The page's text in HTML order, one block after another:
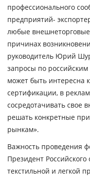
профессионального
предприятий-
любые внешнеторговые
причинах
руководитель Юрий
запросы по
может быть
сертификации, в
сосредотачивать свое
решать конкретные
рынкам».
Важность проведения
Президент
текстильной и легкой